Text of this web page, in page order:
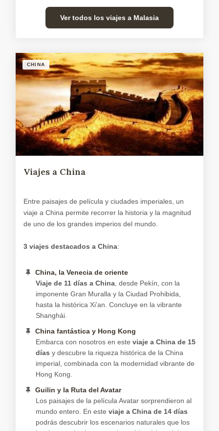
Ver todos los viajes a Malasia
CHINA
Viajes a China
Entre paisajes de película y ciudades imperiales, un
viaje a China permite recorrer la historia y la magnitud
de uno de los grandes imperios del mundo.
3 viajes destacados a China:
China, la Venecia de oriente
Viaje de 11 días a China, desde Pekín, con la
imponente Gran Muralla y la Ciudad Prohibida,
hasta la histórica Xi’an. Concluye en la vibrante
Shanghái.
China fantástica y Hong Kong
Embarca con nosotros en este viaje a China de 15
días y descubre la riqueza histórica de la China
imperial, combinada con la modernidad vibrante de
Hong Kong.
Guilin y la Ruta del Avatar
Los paisajes de la película Avatar sorprendieron al
mundo entero. En este viaje a China de 14 días
podrás descubrir los escenarios naturales que los